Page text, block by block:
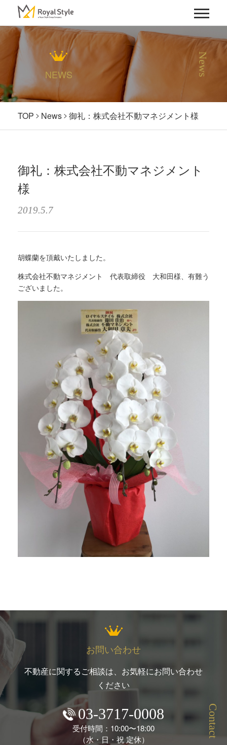
News
NEWS
TOP News 御礼：株式会社不動マネジメント様
御礼：株式会社不動マネジメント
様
2019.5.7
胡蝶蘭を頂戴いたしました。
株式会社不動マネジメント 代表取締役 大和田様、有難う
ございました。
Contact
お問い合わせ
不動産に関するご相談は、お気軽にお問い合わせ
ください
03-3717-0008
受付時間：10:00〜18:00
（水・日・祝 定休）